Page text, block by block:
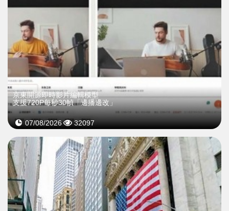
京東開源即時影片編輯模型
支援720P每秒30幀「邊播邊改」
07/08/2026 32097